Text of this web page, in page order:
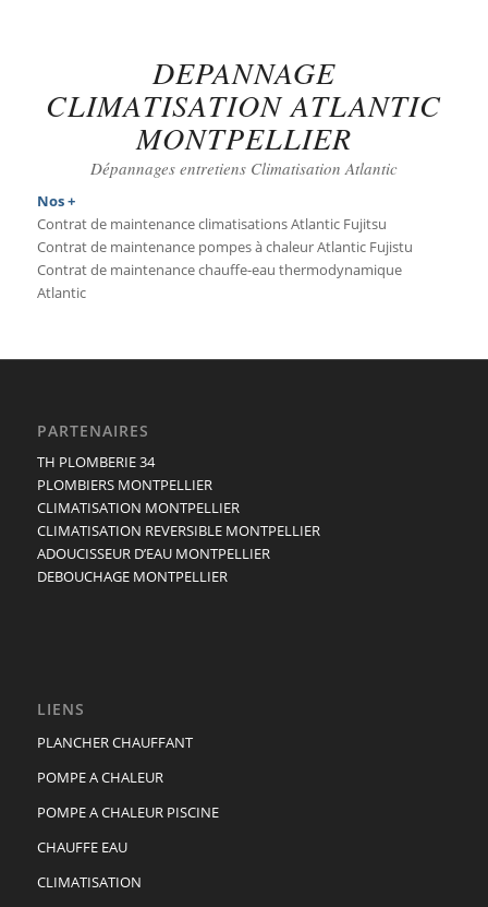
DEPANNAGE
CLIMATISATION ATLANTIC
MONTPELLIER
Dépannages entretiens Climatisation Atlantic
Nos +
Contrat de maintenance climatisations Atlantic Fujitsu
Contrat de maintenance pompes à chaleur Atlantic Fujistu
Contrat de maintenance chauffe-eau thermodynamique
Atlantic
PARTENAIRES
TH PLOMBERIE 34
PLOMBIERS MONTPELLIER
CLIMATISATION MONTPELLIER
CLIMATISATION REVERSIBLE MONTPELLIER
ADOUCISSEUR D’EAU MONTPELLIER
DEBOUCHAGE MONTPELLIER
LIENS
PLANCHER CHAUFFANT
POMPE A CHALEUR
POMPE A CHALEUR PISCINE
CHAUFFE EAU
CLIMATISATION